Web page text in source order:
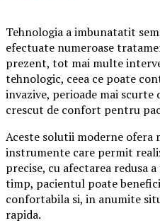
Tehnologia a imbunatatit
efectuate numeroase
prezent, tot mai multe
tehnologic, ceea ce poate
invazive, perioade mai scurte
crescut de confort pentru
Aceste solutii moderne ofera
instrumente care permit
precise, cu afectarea redusa
timp, pacientul poate
confortabila si, in anumite
rapida.